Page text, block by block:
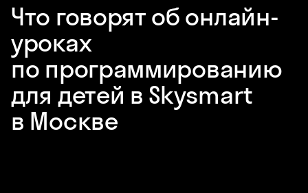
Что говорят об онлайн-
уроках
по программированию
для детей в Skysmart
в Москве